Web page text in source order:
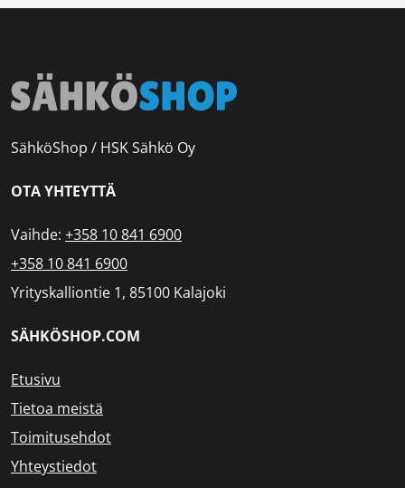
SähköShop / HSK Sähkö Oy
OTA YHTEYTTÄ
Vaihde: +358 10 841 6900
+358 10 841 6900
Yrityskalliontie 1, 85100 Kalajoki
SÄHKÖSHOP.COM
Etusivu
Tietoa meistä
Toimitusehdot
Yhteystiedot